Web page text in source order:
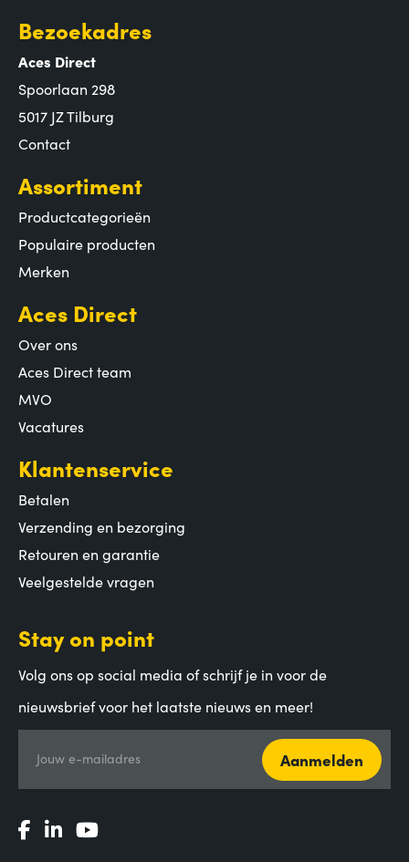
Bezoekadres
Aces Direct
Spoorlaan 298
5017 JZ Tilburg
Contact
Assortiment
Productcategorieën
Populaire producten
Merken
Aces Direct
Over ons
Aces Direct team
MVO
Vacatures
Klantenservice
Betalen
Verzending en bezorging
Retouren en garantie
Veelgestelde vragen
Stay on point
Volg ons op social media of schrijf je in voor de
nieuwsbrief voor het laatste nieuws en meer!
Jouw e-mailadres Aanmelden